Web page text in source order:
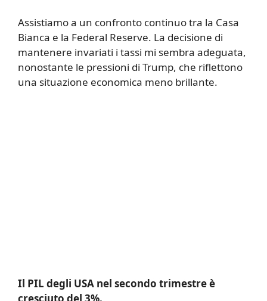
Assistiamo a un confronto continuo tra la Casa
Bianca e la Federal Reserve. La decisione di
mantenere invariati i tassi mi sembra adeguata,
nonostante le pressioni di Trump, che riflettono
una situazione economica meno brillante.
Il PIL degli USA nel secondo trimestre è